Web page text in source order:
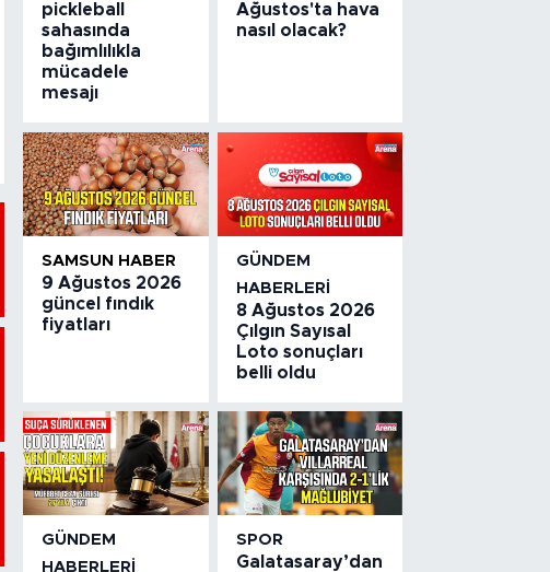
pickleball
sahasında
bağımlılıkla
mücadele
mesajı
Ağustos'ta hava
nasıl olacak?
SAMSUN HABER
9 Ağustos 2026
güncel fındık
fiyatları
GÜNDEM
HABERLERI
8 Ağustos 2026
Çılgın Sayısal
Loto sonuçları
belli oldu
GÜNDEM
HABERLERI
SPOR
Galatasaray’dan